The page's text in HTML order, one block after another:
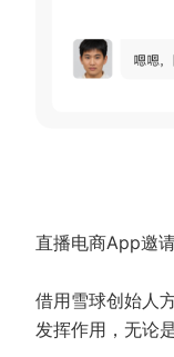
直播电商App邀
借用雪球创始人
发挥作用，无论